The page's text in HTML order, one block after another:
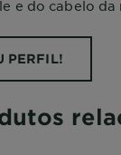
e do cabelo da
PERFIL!